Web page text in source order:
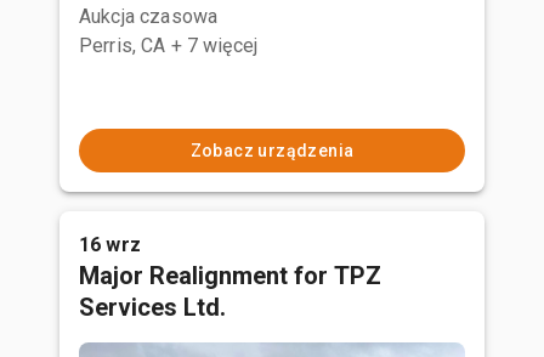
Aukcja czasowa
Perris, CA + 7 więcej
Zobacz urządzenia
16 wrz
Major Realignment for TPZ
Services Ltd.